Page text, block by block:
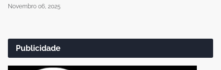
Novembro 06, 2025
Publicidade